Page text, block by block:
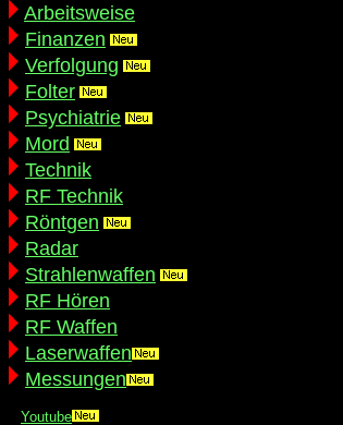
Arbeitsweise
Finanzen
Verfolgung
Folter
Psychiatrie
Mord
Technik
RF Technik
Röntgen
Radar
Strahlenwaffen
RF Hören
RF Waffen
Laserwaffen
Messungen
Youtube